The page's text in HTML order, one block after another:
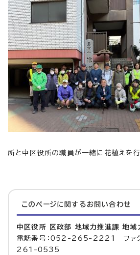
所と中区役所の職員が一緒に花植えを行
このページに関する お問い合わせ
中区役所 区政部 地域力推進課 地域
電話番号：052-265-2221 ファ
261-0535